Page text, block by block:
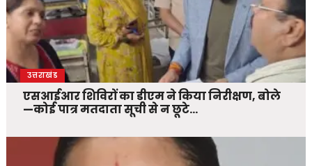
उत्तराखंड
एसआईआर शिविरों का डीएम ने किया निरीक्षण, बोले
—कोई पात्र मतदाता सूची से न छूटे…